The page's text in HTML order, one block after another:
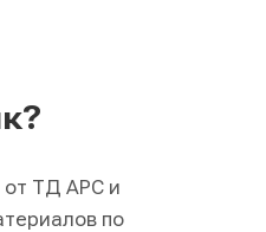
от ТД АРС и
по